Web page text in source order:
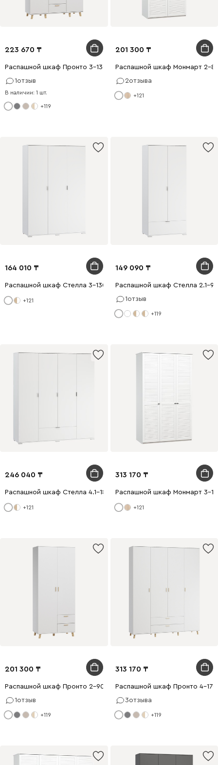
223 670
Распашной шкаф Пронто 3-130x210 Белый
1отзыв
В наличии: 1 шт.
+119
201 300
Распашной шкаф Монмарт 2-
2отзыва
+121
164 010
Распашной шкаф Стелла 3-130x200 Белый
+121
149 090
Распашной шкаф Стелла 2.1-
1отзыв
+119
246 040
Распашной шкаф Стелла 4.1-180x200 Белый
+121
313 170
Распашной шкаф Монмарт 3-
+121
201 300
Распашной шкаф Пронто 2-90x210 Белый
1отзыв
+119
313 170
Распашной шкаф Пронто 4-
3отзыва
+119